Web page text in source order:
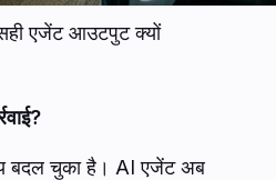
एजेंट आउटपुट क्यों
बदल चुका है। AI एजेंट अब